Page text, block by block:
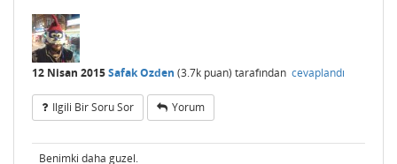
12 Nisan 2015Safak Ozden (3.7k puan) tarafından cevaplandı
Ilgili Bir Soru Sor Yorum
Benimki daha guzel.